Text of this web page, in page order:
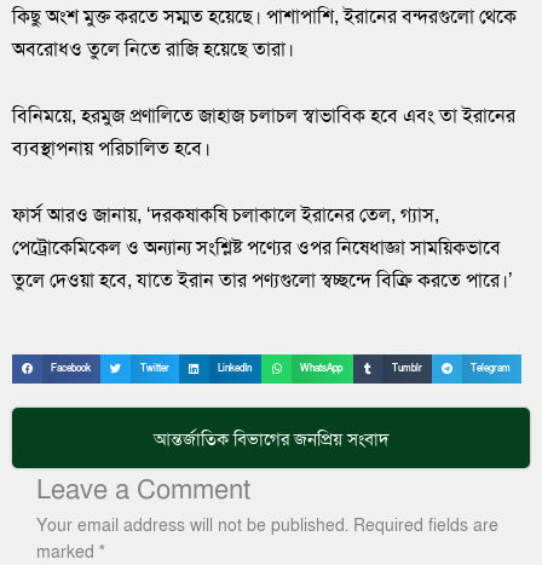
কিছু অংশ মুক্ত করতে সম্মত হয়েছে। পাশাপাশি, ইরানের বন্দরগুলো থেকে
অবরোধও তুলে নিতে রাজি হয়েছে তারা।
বিনিময়ে, হরমুজ প্রণালিতে জাহাজ চলাচল স্বাভাবিক হবে এবং তা ইরানের
ব্যবস্থাপনায় পরিচালিত হবে।
ফার্স আরও জানায়, ‘দরকষাকষি চলাকালে ইরানের তেল, গ্যাস,
পেট্রোকেমিকেল ও অন্যান্য সংশ্লিষ্ট পণ্যের ওপর নিষেধাজ্ঞা সাময়িকভাবে
তুলে দেওয়া হবে, যাতে ইরান তার পণ্যগুলো স্বচ্ছন্দে বিক্রি করতে পারে।’
Facebook Twitter LinkedIn WhatsApp Tumblr Telegram
আন্তর্জাতিকবিভাগের জনপ্রিয় সংবাদ
Leave a Comment
Your email address will not be published. Required fields are
marked *